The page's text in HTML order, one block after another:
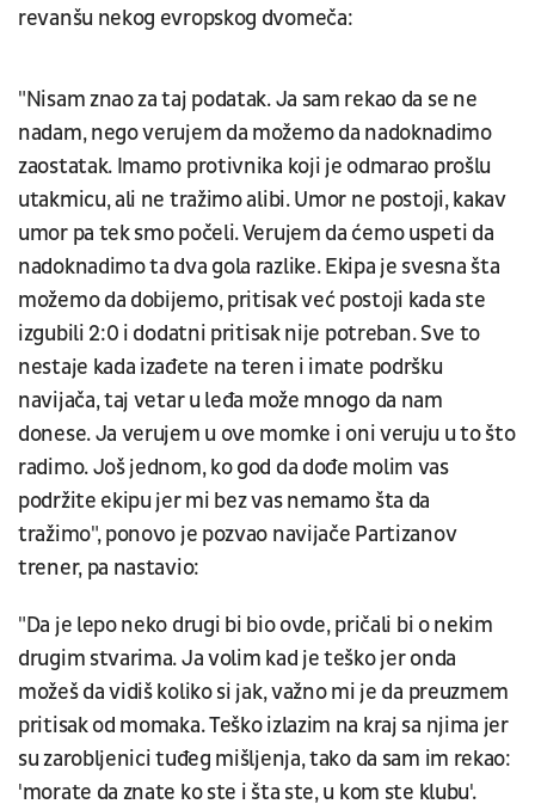
revanšu nekog evropskog dvomeča:
"Nisam znao za taj podatak. Ja sam rekao da se ne
nadam, nego verujem da možemo da nadoknadimo
zaostatak. Imamo protivnika koji je odmarao prošlu
utakmicu, ali ne tražimo alibi. Umor ne postoji, kakav
umor pa tek smo počeli. Verujem da ćemo uspeti da
nadoknadimo ta dva gola razlike. Ekipa je svesna šta
možemo da dobijemo, pritisak već postoji kada ste
izgubili 2:0 i dodatni pritisak nije potreban. Sve to
nestaje kada izađete na teren i imate podršku
navijača, taj vetar u leđa može mnogo da nam
donese. Ja verujem u ove momke i oni veruju u to što
radimo. Još jednom, ko god da dođe molim vas
podržite ekipu jer mi bez vas nemamo šta da
tražimo", ponovo je pozvao navijače Partizanov
trener, pa nastavio:
"Da je lepo neko drugi bi bio ovde, pričali bi o nekim
drugim stvarima. Ja volim kad je teško jer onda
možeš da vidiš koliko si jak, važno mi je da preuzmem
pritisak od momaka. Teško izlazim na kraj sa njima jer
su zarobljenici tuđeg mišljenja, tako da sam im rekao:
'morate da znate ko ste i šta ste, u kom ste klubu'.